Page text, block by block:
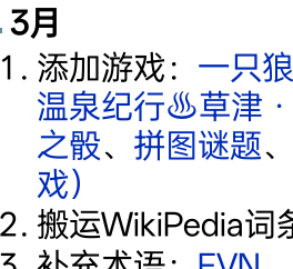
3月
添加游戏： 一只
温泉纪行♨草津
之骰、 拼图谜题、
戏）
搬运WikiPedia词